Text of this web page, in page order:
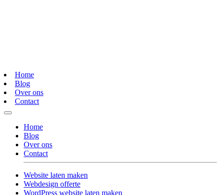
Home
Blog
Over ons
Contact
Home
Blog
Over ons
Contact
Website laten maken
Webdesign offerte
WordPress website laten maken